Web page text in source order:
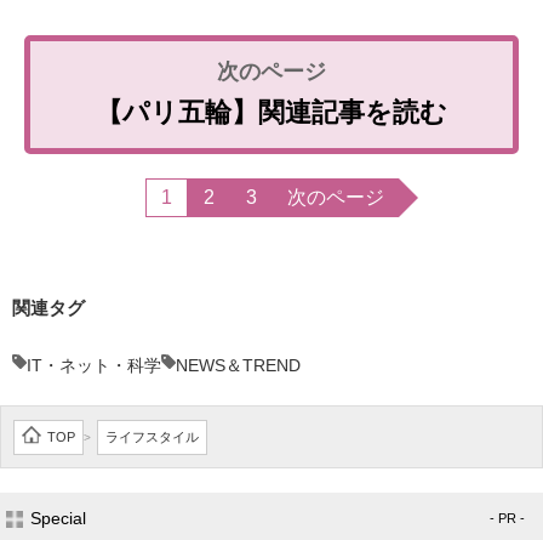
【パリ五輪】関連記事を読む
1 2 3 次のページ
関連タグ
IT・ネット・科学 NEWS＆TREND
TOP > ライフスタイル
Special - PR -